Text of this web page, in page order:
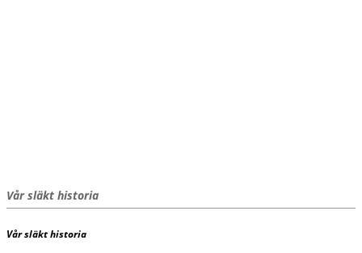
Vår släkt historia
Vårsläkthistoria